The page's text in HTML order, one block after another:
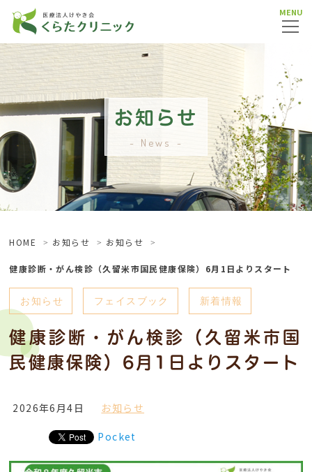
MENU
お知らせ
News
HOME お知らせ お知らせ
健康診断・がん検診（久留米市国民健康保険）6月1日よりスタート
お知らせ フェイスブック 新着情報
健康診断・がん検診（久留米市国
民健康保険）6月1日よりスタート
2026年6月4日 お知らせ
Pocket